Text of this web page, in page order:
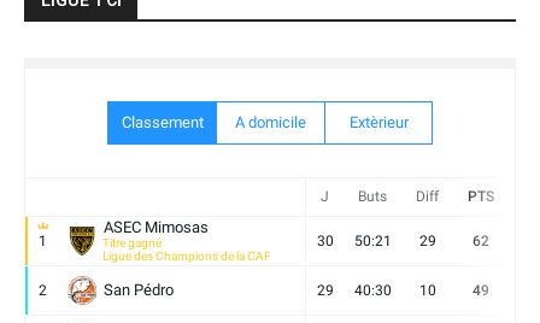
Classement A domicile Extèrieur
J Buts Diff PTS
1
ASEC Mimosas
Titre gagné
Ligue des Champions de la CAF
30 50:21 29 62
2 San Pédro 29 40:30 10 49